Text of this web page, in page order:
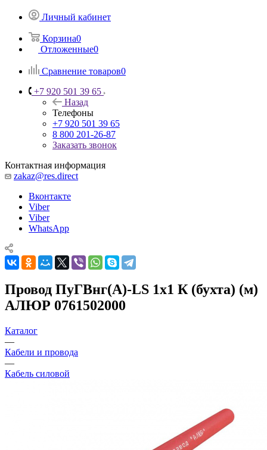
Личный кабинет
Корзина0
Отложенные0
Сравнение товаров0
+7 920 501 39 65
Назад
Телефоны
+7 920 501 39 65
8 800 201-26-87
Заказать звонок
Контактная информация
zakaz@res.direct
Вконтакте
Viber
Viber
WhatsApp
Провод ПуГВнг(А)-LS 1х1 К (бухта) (м)
АЛЮР 0761502000
Каталог
—
Кабели и провода
—
Кабель силовой